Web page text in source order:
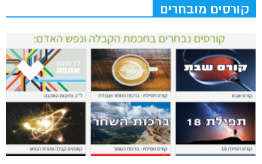
קורסים מובחרים